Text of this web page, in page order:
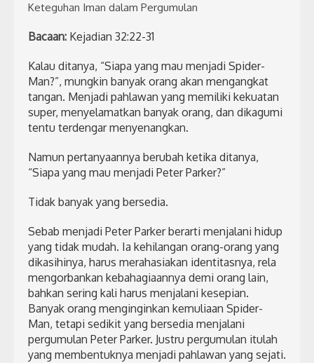
Keteguhan Iman dalam Pergumulan
Bacaan: Kejadian 32:22-31
Kalau ditanya, “Siapa yang mau menjadi Spider-
Man?”, mungkin banyak orang akan mengangkat
tangan. Menjadi pahlawan yang memiliki kekuatan
super, menyelamatkan banyak orang, dan dikagumi
tentu terdengar menyenangkan.
Namun pertanyaannya berubah ketika ditanya,
“Siapa yang mau menjadi Peter Parker?”
Tidak banyak yang bersedia.
Sebab menjadi Peter Parker berarti menjalani hidup
yang tidak mudah. Ia kehilangan orang-orang yang
dikasihinya, harus merahasiakan identitasnya, rela
mengorbankan kebahagiaannya demi orang lain,
bahkan sering kali harus menjalani kesepian.
Banyak orang menginginkan kemuliaan Spider-
Man, tetapi sedikit yang bersedia menjalani
pergumulan Peter Parker. Justru pergumulan itulah
yang membentuknya menjadi pahlawan yang sejati.